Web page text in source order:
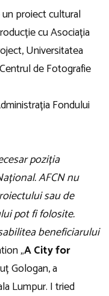
proiect cultural
cu Asociația
Universitatea
de Fotografie
Fondului
poziția
AFCN nu
sau de
pot fi folosite.
beneficiarului
„A City for
Gologan, a
Lumpur. I tried